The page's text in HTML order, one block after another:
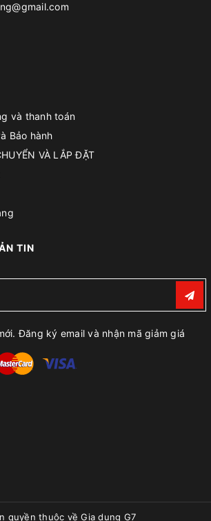
và thanh toán
Bảo hành
VÀ LẮP ĐẶT
TIN
Đăng ký email và nhận mã giảm giá
quyền thuộc vềGia dụng G7